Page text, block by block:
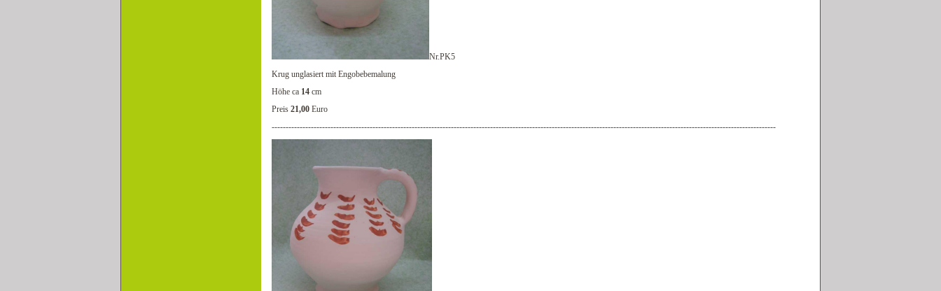
Nr.PK5
Krug unglasiert mit Engobebemalung
Höhe ca 14 cm
Preis 21,00 Euro
------------------------------------------------------------------------------------------------------------------------------------------------------------------------------------